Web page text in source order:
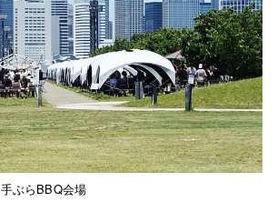
手ぶらBBQ会場